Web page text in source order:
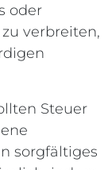
oder
verbreiten,
Steuer
sorgfältiges